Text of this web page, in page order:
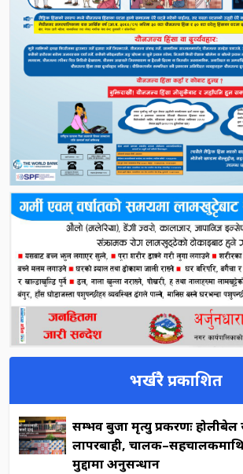
भर्खरै प्रकाशित
सम्भव बुर्जा मृत्यु प्रकरणः
लापरबाही,
मुद्दामा अनुसन्धान